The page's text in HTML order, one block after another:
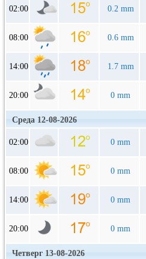
02:00 0.2 mm
08:00 0.6 mm
14:00 1.7 mm
20:00 0 mm
Среда 12-08-2026
02:00 0 mm
08:00 0 mm
14:00 0 mm
20:00 0 mm
Четверг 13-08-2026